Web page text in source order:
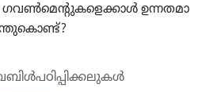
ഗവൺമെ​ന്റു​ക​ളെ​ക്കാൾ ഉന്നതമാ​